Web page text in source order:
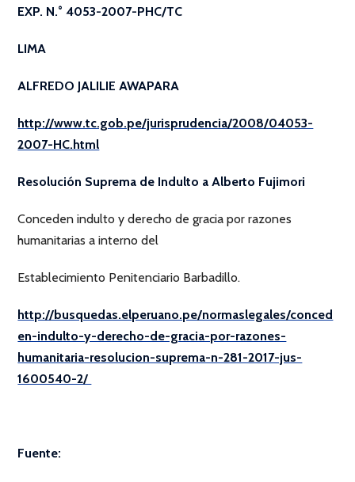
EXP. N.° 4053-2007-PHC/TC
LIMA
ALFREDO JALILIE AWAPARA
http://www.tc.gob.pe/jurisprudencia/2008/04053-
2007-HC.html
Resolución Suprema de Indulto a Alberto Fujimori
Conceden indulto y derecho de gracia por razones
humanitarias a interno del
Establecimiento Penitenciario Barbadillo.
http://busquedas.elperuano.pe/normaslegales/conced
en-indulto-y-derecho-de-gracia-por-razones-
humanitaria-resolucion-suprema-n-281-2017-jus-
1600540-2/
Fuente: